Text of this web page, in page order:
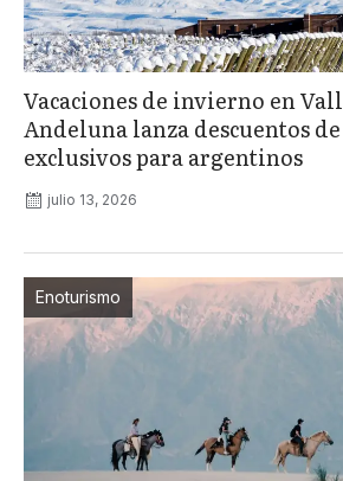
Vacaciones de invierno en
Andeluna lanza descuentos
exclusivos para argentinos
julio 13, 2026
Enoturismo